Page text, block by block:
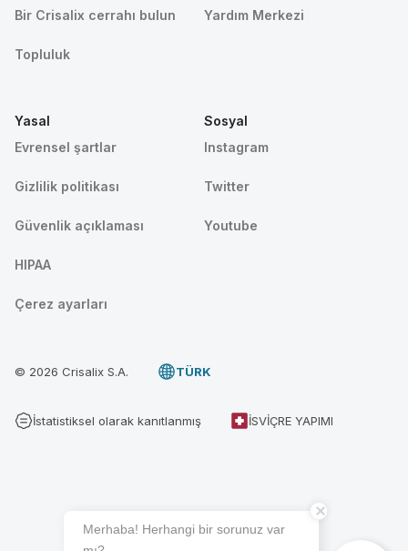
Bir Crisalix cerrahı bulun
Topluluk
Yardım Merkezi
Yasal
Evrensel şartlar
Gizlilik politikası
Güvenlik açıklaması
HIPAA
Çerez ayarları
Sosyal
Instagram
Twitter
Youtube
© 2026 Crisalix S.A. TÜRK
İstatistiksel olarak kanıtlanmış İSVIÇRE YAPIMI
Merhaba! Herhangi bir sorunuz var